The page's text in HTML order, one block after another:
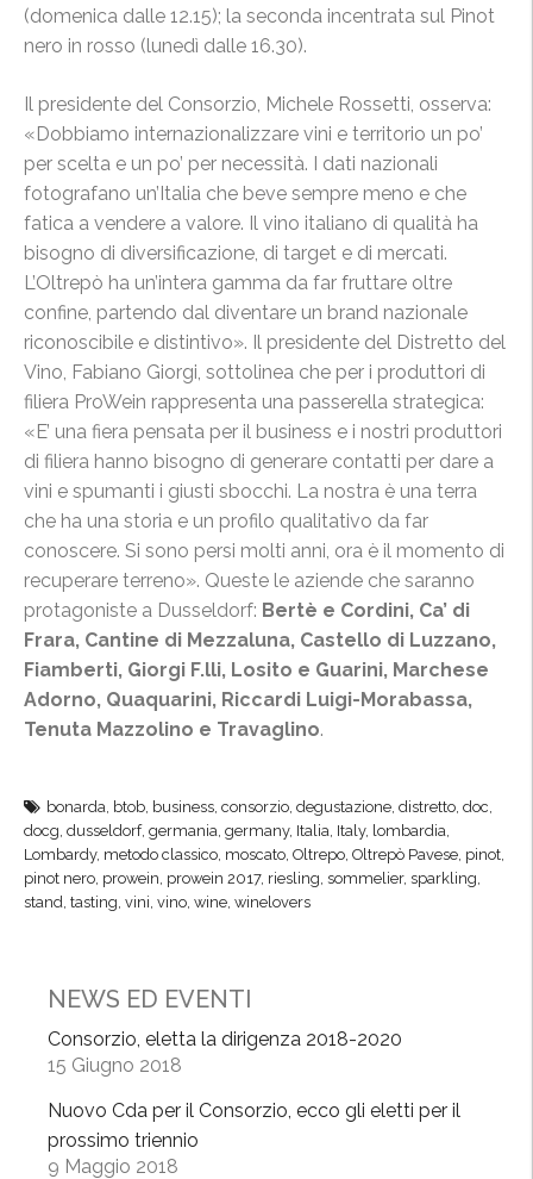
(domenica dalle 12.15); la seconda incentrata sul Pinot
nero in rosso (lunedì dalle 16.30).
Il presidente del Consorzio, Michele Rossetti, osserva:
«Dobbiamo internazionalizzare vini e territorio un po’
per scelta e un po’ per necessità. I dati nazionali
fotografano un’Italia che beve sempre meno e che
fatica a vendere a valore. Il vino italiano di qualità ha
bisogno di diversificazione, di target e di mercati.
L’Oltrepò ha un’intera gamma da far fruttare oltre
confine, partendo dal diventare un brand nazionale
riconoscibile e distintivo». Il presidente del Distretto del
Vino, Fabiano Giorgi, sottolinea che per i produttori di
filiera ProWein rappresenta una passerella strategica:
«E’ una fiera pensata per il business e i nostri produttori
di filiera hanno bisogno di generare contatti per dare a
vini e spumanti i giusti sbocchi. La nostra è una terra
che ha una storia e un profilo qualitativo da far
conoscere. Si sono persi molti anni, ora è il momento di
recuperare terreno». Queste le aziende che saranno
protagoniste a Dusseldorf: Bertè e Cordini, Ca’ di
Frara, Cantine di Mezzaluna, Castello di Luzzano,
Fiamberti, Giorgi F.lli, Losito e Guarini, Marchese
Adorno, Quaquarini, Riccardi Luigi-Morabassa,
Tenuta Mazzolino e Travaglino.
bonarda btob business consorzio degustazione distretto doc
docg dusseldorf, germania germany, Italia Italy, lombardia
Lombardy, metodo classico moscato Oltrepo Oltrepò Pavese pinot
pinot nero prowein prowein 2017, riesling sommelier, sparkling
stand tasting vini vino wine winelovers
NEWS ED EVENTI
Consorzio, eletta la dirigenza 2018-2020
15 Giugno 2018
Nuovo Cda per il Consorzio, ecco gli eletti per il
prossimo triennio
9 Maggio 2018